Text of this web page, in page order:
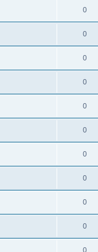
0
0
0
0
0
0
0
0
0
0
0